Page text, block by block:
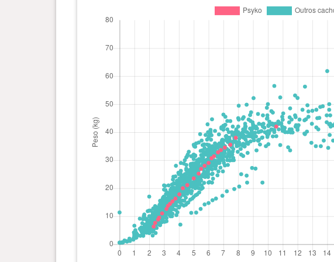
15.3 kg
0 ano(s), 3 mês(es) e 5 dia(s) 12.6 kg
0 ano(s), 2 mês(es) e 26 dia(s) 11 kg
0 ano(s), 2 mês(es) e 20 dia(s) 9.5 kg
0 ano(s), 2 mês(es) e 18 dia(s)
0 ano(s), 2 mês(es) e 12 dia(s)